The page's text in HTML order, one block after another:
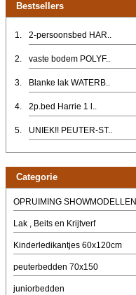
Bestsellers
1. 2-persoonsbed HAR..
2. vaste bodem POLYF..
3. Blanke lak WATERB..
4. 2p.bed Harrie 1 l..
5. UNIEK!! PEUTER-ST..
Categorie
OPRUIMING SHOWMODELLEN
Lak , Beits en Krijtverf
Kinderledikantjes 60x120cm
peuterbedden 70x150
juniorbedden